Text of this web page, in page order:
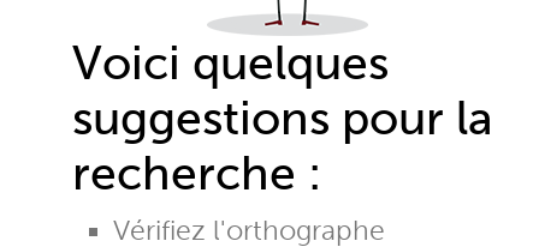
Voici quelques
suggestions pour la
recherche :
Vérifiez l'orthographe